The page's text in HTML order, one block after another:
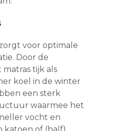
voor optimale
Door de
tijk als
koel in de winter
een sterk
waarmee het
vocht en